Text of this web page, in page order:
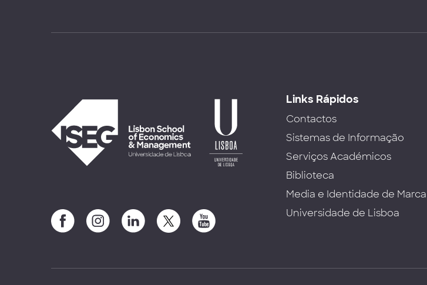
Links Rápidos
Contactos
Sistemas de Informação
Serviços Académicos
Biblioteca
Media e Identidade de Marca
Universidade de Lisboa